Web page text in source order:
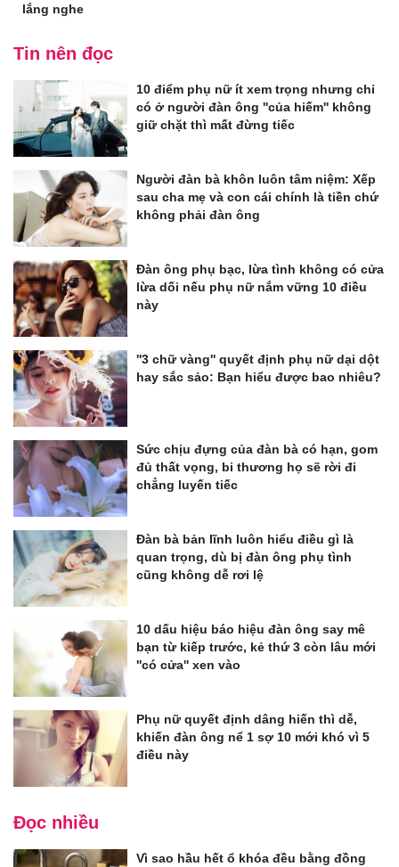
lắng nghe
Tin nên đọc
10 điểm phụ nữ ít xem trọng nhưng chỉ
có ở người đàn ông ''của hiếm'' không
giữ chặt thì mất đừng tiếc
Người đàn bà khôn luôn tâm niệm: Xếp
sau cha mẹ và con cái chính là tiền chứ
không phải đàn ông
Đàn ông phụ bạc, lừa tình không có cửa
lừa dối nếu phụ nữ nắm vững 10 điều
này
''3 chữ vàng'' quyết định phụ nữ dại dột
hay sắc sảo: Bạn hiểu được bao nhiêu?
Sức chịu đựng của đàn bà có hạn, gom
đủ thất vọng, bi thương họ sẽ rời đi
chẳng luyến tiếc
Đàn bà bản lĩnh luôn hiểu điều gì là
quan trọng, dù bị đàn ông phụ tình
cũng không dễ rơi lệ
10 dấu hiệu báo hiệu đàn ông say mê
bạn từ kiếp trước, kẻ thứ 3 còn lâu mới
''có cửa'' xen vào
Phụ nữ quyết định dâng hiến thì dễ,
khiến đàn ông nể 1 sợ 10 mới khó vì 5
điều này
Đọc nhiều
Vì sao hầu hết ổ khóa đều bằng đồng